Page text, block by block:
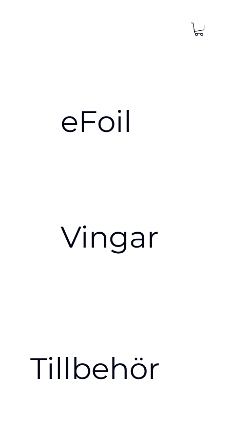
eFoil
Vingar
Tillbehör